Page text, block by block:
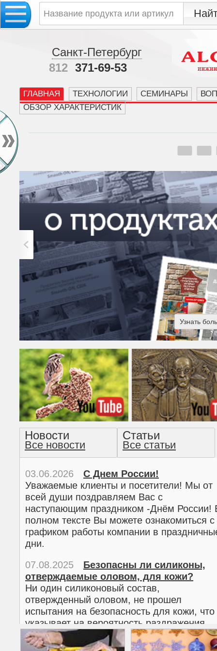
Санкт-Петербург
812 371-69-53
ГЛАВНАЯ ТЕХНОЛОГИИ СЕМИНАРЫ
ОБЗОР ХАРАКТЕРИСТИК
Узнать
Американская готика -
прочтение методом
Новости
Все новости
Статьи
Все статьи
03.06.2026
С Днем России!
Уважаемые клиенты и посетители! Мы от
всей души поздравляем Вас с
наступающим праздником -Днём России!
полном тексте Вы можете ознакомиться с
графиком работы компании в
дни.
02.03.2026
С 8 марта!
Дорогие женщины!
Поздравляем Вас с наступающим
Международным женским днем 8 марта!
полном тексте можно ознакомиться с
графиком работы компании в
07.08.2025
Безопасны ли силиконы,
отверждаемые оловом, для кожи?
Ни один силиконовый состав,
отвержденный оловом, не прошел
испытания на безопасность для кожи, что
указывает на вероятность раздражения
кожи.